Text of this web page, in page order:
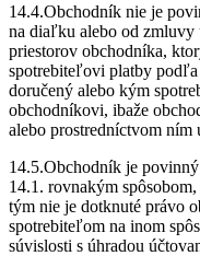
14.4.Obchodník nie je
na diaľku alebo od zmluvy
priestorov obchodníka,
spotrebiteľovi platby
doručený alebo kým
obchodníkovi, ibaže
alebo prostredníctvom ním
14.5.Obchodník je
14.1. rovnakým
tým nie je dotknuté právo
spotrebiteľom na inom
súvislosti s úhradou